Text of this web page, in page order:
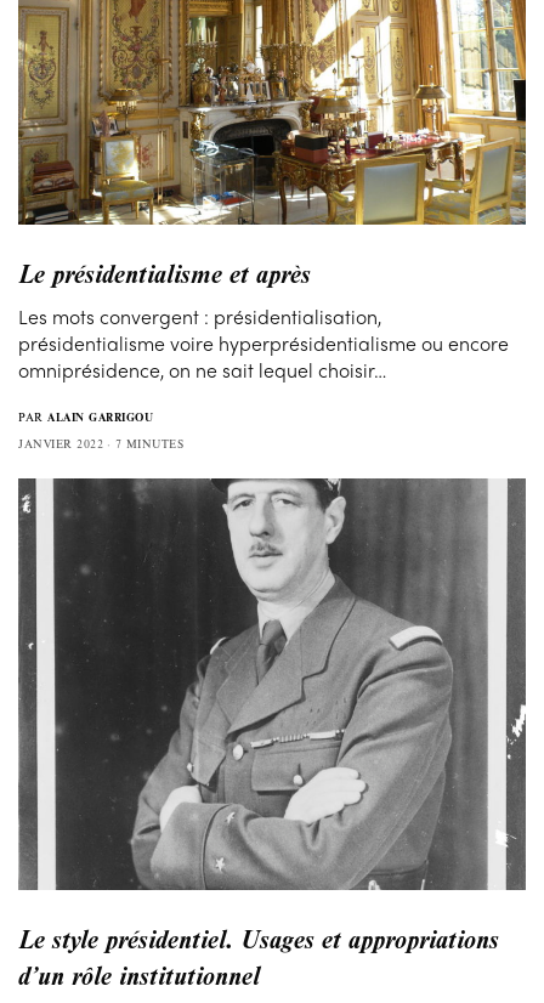
Le présidentialisme et après
Les mots convergent : présidentialisation,
présidentialisme voire hyperprésidentialisme ou encore
omniprésidence, on ne sait lequel choisir…
PAR ALAIN GARRIGOU
JANVIER 2022
7 MINUTES
Le style présidentiel. Usages et appropriations
d’un rôle institutionnel